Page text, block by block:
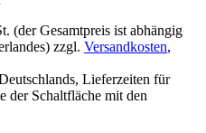
(der Gesamtpreis ist abhängig
zzgl. Versandkosten,
Lieferzeiten für
der Schaltfläche mit den